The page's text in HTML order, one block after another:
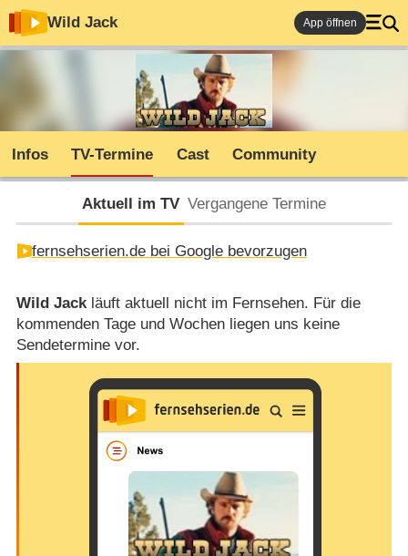
Wild Jack App öffnen
Infos TV-Termine Cast Community
Aktuell im TV Vergangene Termine
fernsehserien.de bei Google bevorzugen
Wild Jackläuft aktuell nicht im Fernsehen. Für die
kommenden Tage und Wochen liegen uns keine
Sendetermine vor.